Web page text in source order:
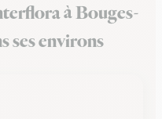
à Bouges-
ses environs